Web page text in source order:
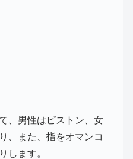
、男性はピストン、女
、また、指をオマンコ
します。